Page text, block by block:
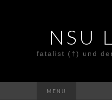
NSU
fatalist (†) und
MENU